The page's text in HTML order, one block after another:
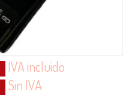
IVA incluido
Sin IVA